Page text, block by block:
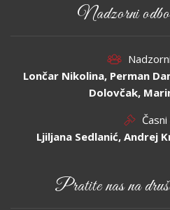
Nadzorni
Lončar Nikolina, Perman
Dolovčak,
Ljiljana Sedlanić, Andrej
Pratite nas na